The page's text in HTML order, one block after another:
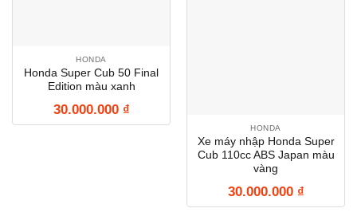
HONDA
Honda Super Cub 50 Final
Edition màu xanh
30.000.000 ₫
HONDA
Xe máy nhập Honda Super
Cub 110cc ABS Japan màu
vàng
30.000.000 ₫